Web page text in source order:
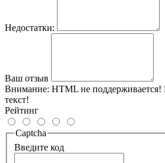
Недостатки:
Ваш отзыв
Внимание: HTML не
текст!
Рейтинг
Captcha
Введите код